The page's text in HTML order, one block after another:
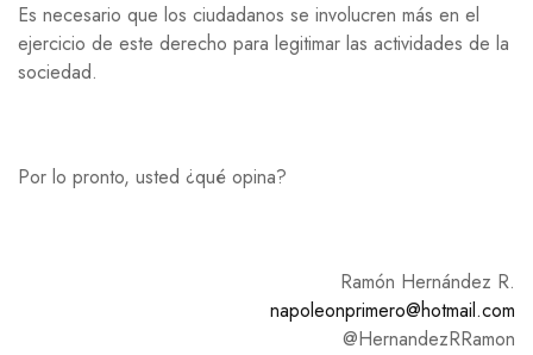
Es necesario que los ciudadanos se involucren más en el
ejercicio de este derecho para legitimar las actividades de la
sociedad.
Por lo pronto, usted ¿qué opina?
Ramón Hernández R.
napoleonprimero@hotmail.com
@HernandezRRamon